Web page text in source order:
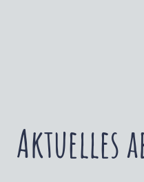
Aktuelles